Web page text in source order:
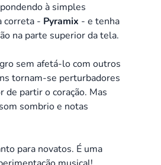
à simples
correta - Pyramix - e tenha
na parte superior da tela.
sem afetá-lo com outros
tornam-se perturbadores
de partir o coração. Mas
sombrio e notas
para novatos. É uma